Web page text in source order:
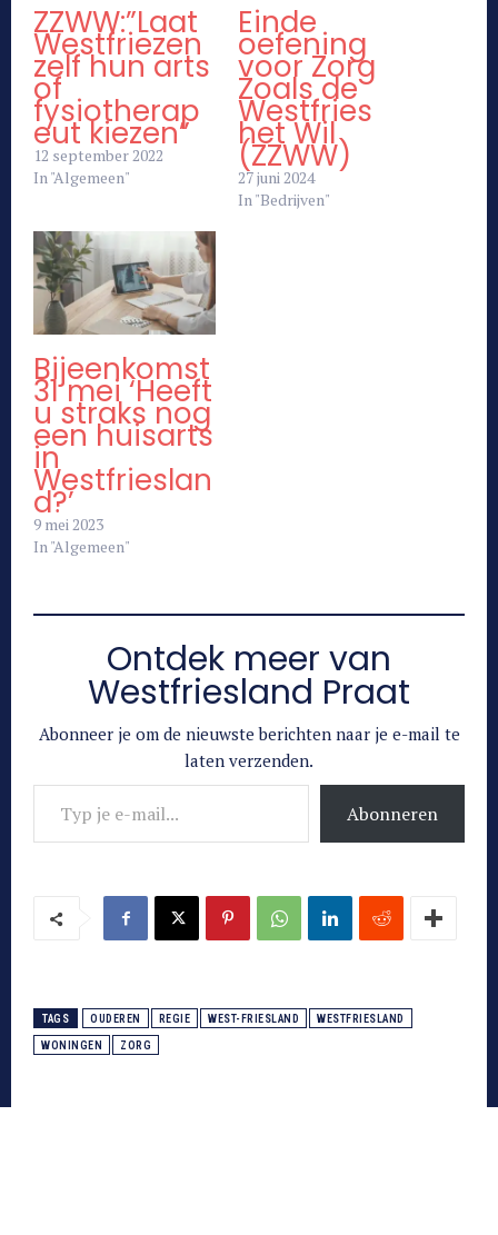
ZZWW:”Laat
Westfriezen
zelf hun arts
of
fysiotherap
eut kiezen”
12 september 2022
In "Algemeen"
Einde
oefening
voor Zorg
Zoals de
Westfries
het Wil
(ZZWW)
27 juni 2024
In "Bedrijven"
Bijeenkomst
31 mei ‘Heeft
u straks nog
een huisarts
in
Westfrieslan
d?’
9 mei 2023
In "Algemeen"
Ontdek meer van
Westfriesland Praat
Abonneer je om de nieuwste berichten naar je e-mail te
laten verzenden.
Typ je e-mail...
Abonneren
TAGS OUDEREN REGIE WEST-FRIESLAND WESTFRIESLAND
WONINGEN ZORG